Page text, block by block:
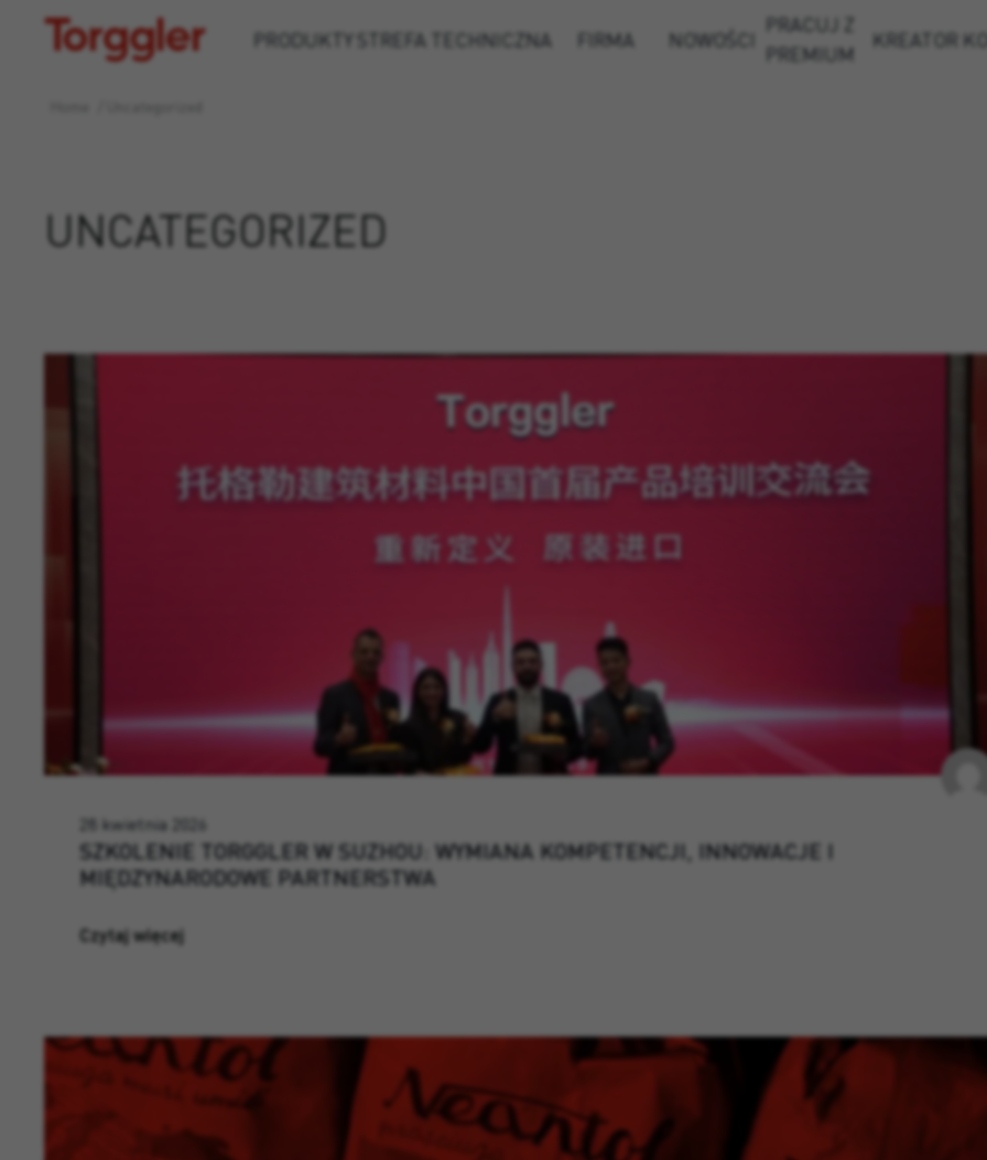
Torggler PRODUKTY STREFA TECHNICZNA FIRMA NOWOŚCI
PRACUJ Z
PREMIUM
KREATOR
UNCATEGORIZED
28 kwietnia 2026
SZKOLENIE TORGGLER W SUZHOU: WYMIANA KOMPETENCJI, INNOWACJE I
MIĘDZYNARODOWE PARTNERSTWA
Czytaj więcej